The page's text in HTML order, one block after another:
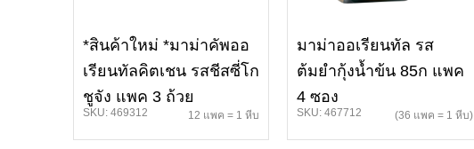
*สินค้าใหม่ *มาม่าคัพออ
เรียนทัลคิตเชน รสชีสซี่โก
ชูจัง แพค 3 ถ้วย
SKU: 469312 12 แพค = 1 หีบ
มาม่าออเรียนทัล รส
ต้มยำกุ้งน้ำข้น 85ก แพค
4 ซอง
SKU: 467712 (36 แพค = 1 หีบ)